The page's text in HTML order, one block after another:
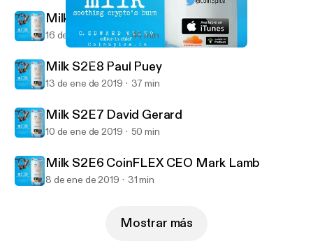
CoinSpice.io Milk: Soothing Crypto's Burn
Milk S2E9 Emin Gün Sirer
16 de ene de 2019 44 min
Milk S2E8 Paul Puey
13 de ene de 2019 37 min
Milk S2E7 David Gerard
10 de ene de 2019 50 min
Milk S2E6 CoinFLEX CEO Mark Lamb
8 de ene de 2019 31 min
Mostrar más